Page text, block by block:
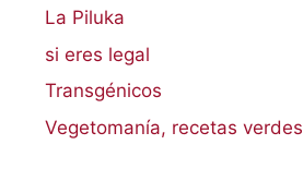
La Piluka
si eres legal
Transgénicos
Vegetomanía, recetas verdes